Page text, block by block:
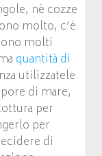
nè cozze
molto, c’è
molti
quantità di
utilizzatele
di mare,
per
per
di